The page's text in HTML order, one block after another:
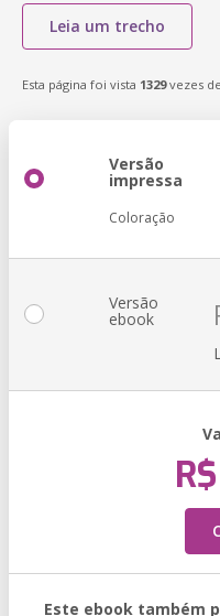
Leia um trecho
Esta página foi vista 1329vezes
Versão
impressa
Coloração
Versão
ebook
Este ebook também